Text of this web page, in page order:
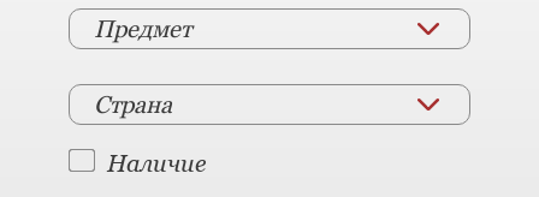
Предмет
Страна
Наличие